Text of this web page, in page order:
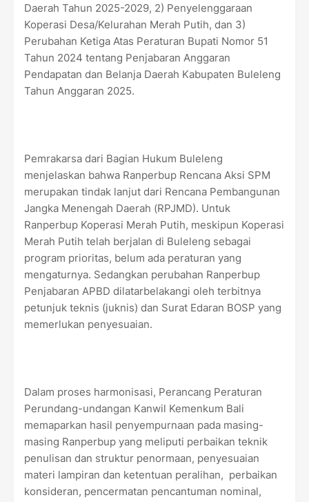
Daerah Tahun 2025-2029, 2) Penyelenggaraan
Koperasi Desa/Kelurahan Merah Putih, dan 3)
Perubahan Ketiga Atas Peraturan Bupati Nomor 51
Tahun 2024 tentang Penjabaran Anggaran
Pendapatan dan Belanja Daerah Kabupaten Buleleng
Tahun Anggaran 2025.
Pemrakarsa dari Bagian Hukum Buleleng
menjelaskan bahwa Ranperbup Rencana Aksi SPM
merupakan tindak lanjut dari Rencana Pembangunan
Jangka Menengah Daerah (RPJMD). Untuk
Ranperbup Koperasi Merah Putih, meskipun Koperasi
Merah Putih telah berjalan di Buleleng sebagai
program prioritas, belum ada peraturan yang
mengaturnya. Sedangkan perubahan Ranperbup
Penjabaran APBD dilatarbelakangi oleh terbitnya
petunjuk teknis (juknis) dan Surat Edaran BOSP yang
memerlukan penyesuaian.
Dalam proses harmonisasi, Perancang Peraturan
Perundang-undangan Kanwil Kemenkum Bali
memaparkan hasil penyempurnaan pada masing-
masing Ranperbup yang meliputi perbaikan teknik
penulisan dan struktur penormaan, penyesuaian
materi lampiran dan ketentuan peralihan, perbaikan
konsideran, pencermatan pencantuman nominal,